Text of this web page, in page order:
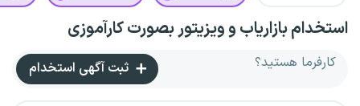
استخدام بازاریاب و ویزیتور بصورت کارآموزی
کارفرما هستید؟ ثبت آگهی استخدام